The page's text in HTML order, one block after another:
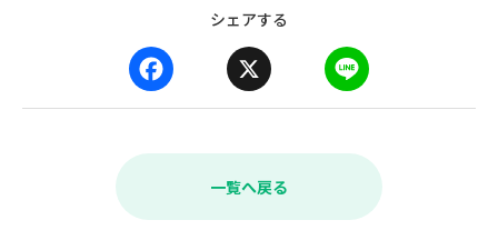
シェアする
e
k
e
一覧へ戻る